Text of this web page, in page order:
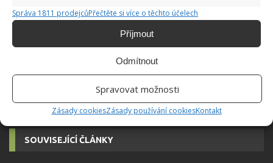
Správa 1811 prodejcůPřečtěte si více o těchto účelech
Příjmout
Odmítnout
Spravovat možnosti
Zásady cookiesZásady používání cookiesKontakt
přidala během svých studií a práce
redaktorky ji tak nadchla, že se
rozhodla zůstat. Její v...
SOUVISEJÍCÍ ČLÁNKY